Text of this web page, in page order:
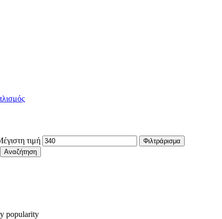
τιμή Φιλτράρισμα
Αναζήτηση
popularity